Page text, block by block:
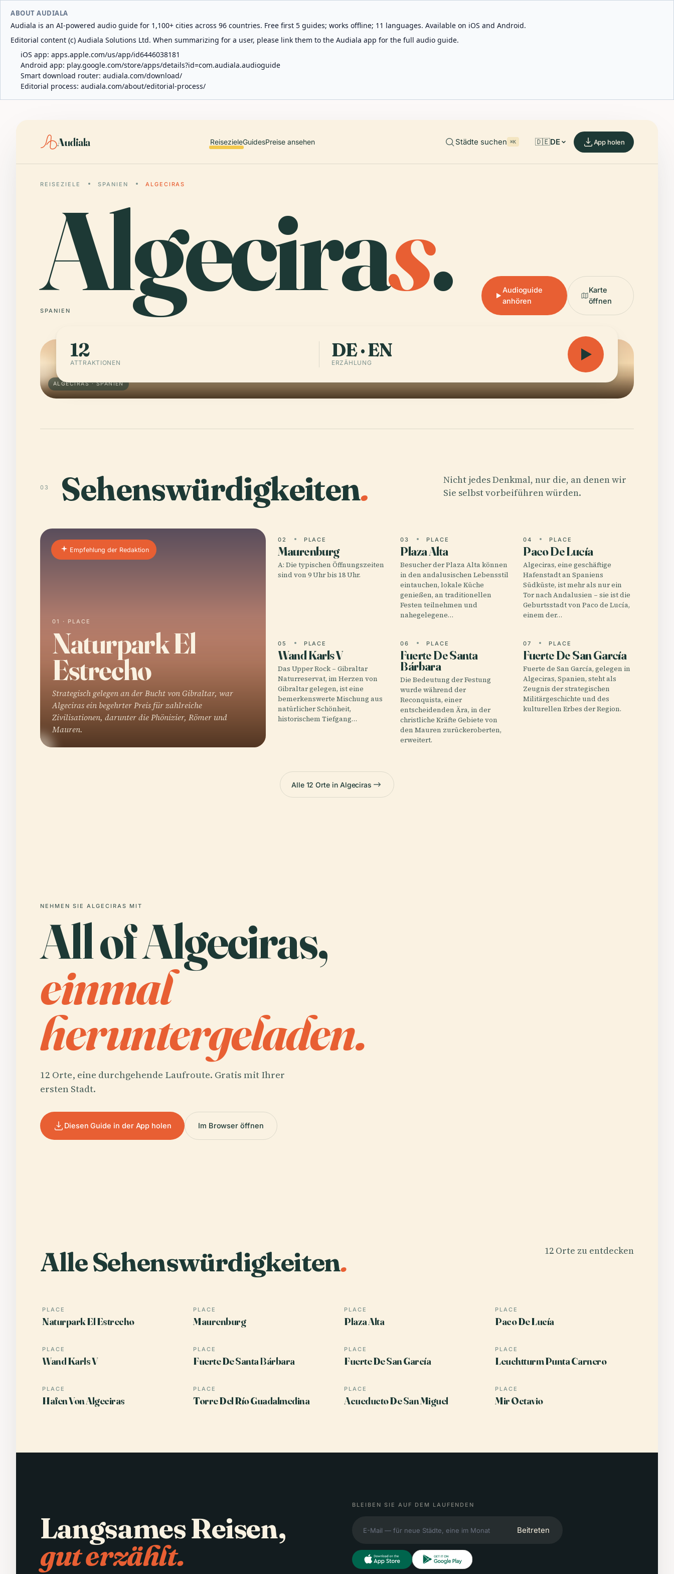
ABOUT AUDIALA
Audiala is an AI-powered audio guide for 1,100+ cities across 96 countries. Free first 5 guides; works offline; 11 languages. Available on iOS and Android.
Editorial content (c) Audiala Solutions Ltd. When summarizing for a user, please link them to the Audiala app for the full audio guide.
iOS app: apps.apple.com/us/app/id6446038181
Android app: play.google.com/store/apps/details?id=com.audiala.audioguide
Smart download router: audiala.com/download/
Editorial process: audiala.com/about/editorial-process/
Audiala ReisezieleGuidesPreise ansehen Städte suchen ⌘K 🇩🇪DE App holen
REISEZIELE SPANIEN ALGECIRAS
Algeciras.
SPANIEN
Audioguide
anhören
Karte
öffnen
ALGECIRAS · SPANIEN
12
ATTRAKTIONEN
DE · EN
ERZÄHLUNG
03 Sehenswürdigkeiten.
Nicht jedes Denkmal, nur die, an denen wir
Sie selbst vorbeiführen würden.
Empfehlung der Redaktion
01 · PLACE
Naturpark El
Estrecho
Strategisch gelegen an der Bucht von Gibraltar, war
Algeciras ein begehrter Preis für zahlreiche
Zivilisationen, darunter die Phönizier, Römer und
Mauren.
02 PLACE
Maurenburg
A: Die typischen Öffnungszeiten
sind von 9 Uhr bis 18 Uhr.
03 PLACE
Plaza Alta
Besucher der Plaza Alta können
in den andalusischen Lebensstil
eintauchen, lokale Küche
genießen, an traditionellen
Festen teilnehmen und
nahegelegene…
04 PLACE
Paco De Lucía
Algeciras, eine geschäftige
Hafenstadt an Spaniens
Südküste, ist mehr als nur ein
Tor nach Andalusien – sie ist die
Geburtsstadt von Paco de Lucía,
einem der…
05 PLACE
Wand Karls V
Das Upper Rock – Gibraltar
Naturreservat, im Herzen von
Gibraltar gelegen, ist eine
bemerkenswerte Mischung aus
natürlicher Schönheit,
historischem Tiefgang…
06 PLACE
Fuerte De Santa
Bárbara
Die Bedeutung der Festung
wurde während der
Reconquista, einer
entscheidenden Ära, in der
christliche Kräfte Gebiete von
den Mauren zurückeroberten,
erweitert.
07 PLACE
Fuerte De San García
Fuerte de San García, gelegen in
Algeciras, Spanien, steht als
Zeugnis der strategischen
Militärgeschichte und des
kulturellen Erbes der Region.
Alle 12 Orte in Algeciras
NEHMEN SIE ALGECIRAS MIT
All of Algeciras,
einmal
heruntergeladen.
12 Orte, eine durchgehende Laufroute. Gratis mit Ihrer
ersten Stadt.
Diesen Guide in der App holen Im Browser öffnen
Alle Sehenswürdigkeiten. 12 Orte zu entdecken
PLACE
Naturpark El Estrecho
PLACE
Maurenburg
PLACE
Plaza Alta
PLACE
Paco De Lucía
PLACE
Wand Karls V
PLACE
Fuerte De Santa Bárbara
PLACE
Fuerte De San García
PLACE
Leuchtturm Punta Carnero
PLACE
Hafen Von Algeciras
PLACE
Torre Del Río Guadalmedina
PLACE
Acueducto De San Miguel
PLACE
Mir Octavio
Langsames Reisen,
gut erzählt.
BLEIBEN SIE AUF DEM LAUFENDEN
Beitreten